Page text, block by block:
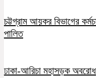
চট্টগ্রাম আয়কর বিভাগের
পালিত
ঢাকা-আরিচা মহাসড়ক অবরোধ